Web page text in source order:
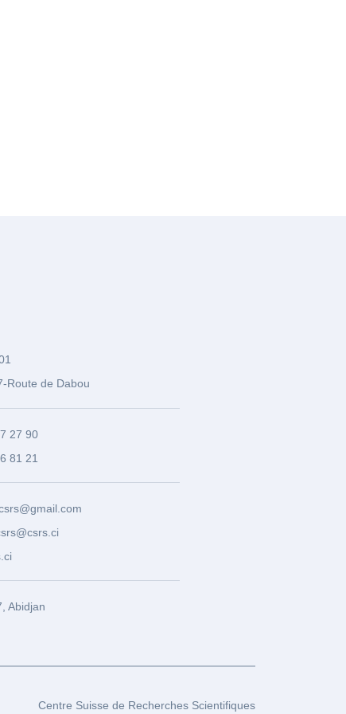
Route de Dabou
27 90
81 21
Abidjan
Centre Suisse de Recherches Scientifiques